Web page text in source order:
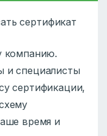
сертификат
компанию.
и специалисты
сертификации,
время и